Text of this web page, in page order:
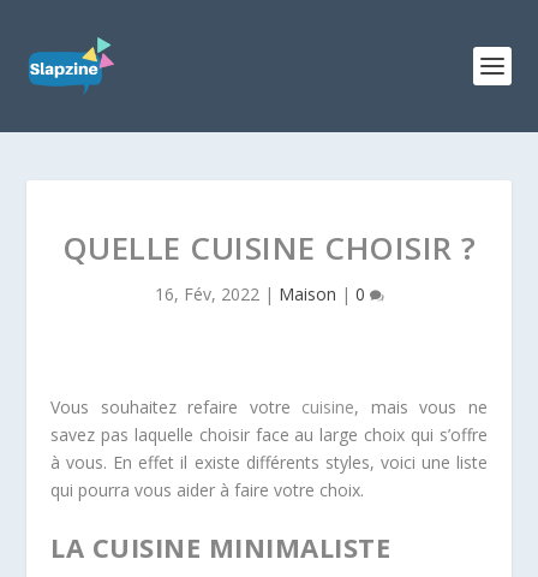
QUELLE CUISINE CHOISIR ?
16, Fév, 2022| Maison | 0
Vous souhaitez refaire votre cuisine, mais vous ne
savez pas laquelle choisir face au large choix qui s’offre
à vous. En effet il existe différents styles, voici une liste
qui pourra vous aider à faire votre choix.
LA CUISINE MINIMALISTE